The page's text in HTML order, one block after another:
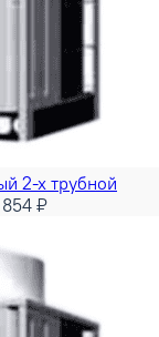
2-х трубной
₽